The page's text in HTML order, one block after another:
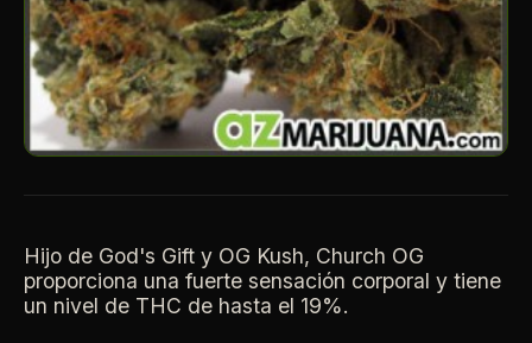
Hijo de God's Gift y OG Kush, Church OG
proporciona una fuerte sensación corporal y tiene
un nivel de THC de hasta el 19%.